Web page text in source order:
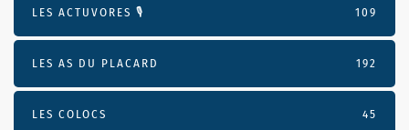
LES ACTUVORES 🎙 109
LES AS DU PLACARD 192
LES COLOCS 45